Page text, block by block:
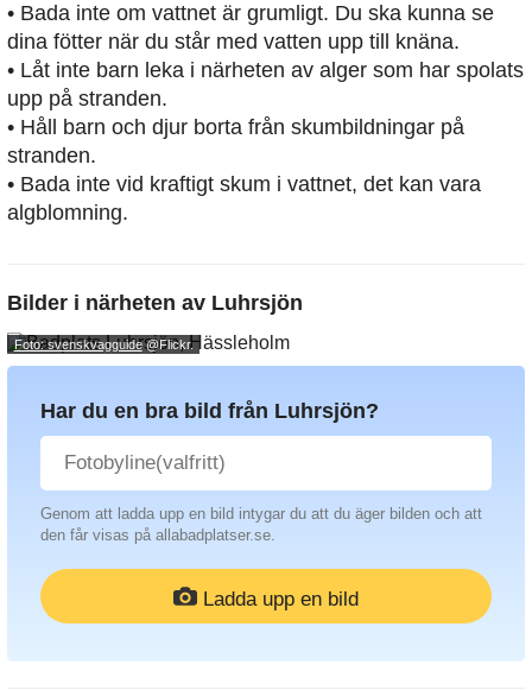
• Bada inte om vattnet är grumligt. Du ska kunna se
dina fötter när du står med vatten upp till knäna.
• Låt inte barn leka i närheten av alger som har spolats
upp på stranden.
• Håll barn och djur borta från skumbildningar på
stranden.
• Bada inte vid kraftigt skum i vattnet, det kan vara
algblomning.
Bilder i närheten av Luhrsjön
Foto: svenskvagguide@Flickr.
Har du en bra bild från Luhrsjön?
Genom att ladda upp en bild intygar du att du äger bilden och att
den får visas på allabadplatser.se.
Ladda upp en bild